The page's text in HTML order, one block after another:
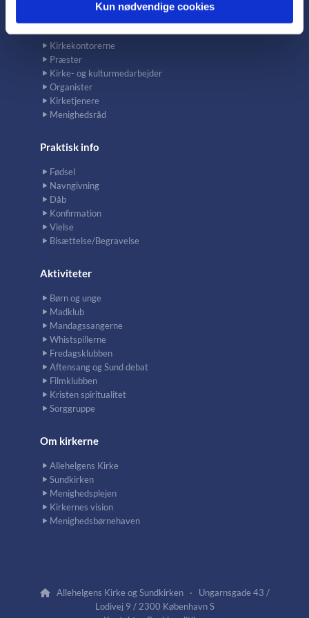
Kun nødvendige cookies
Kontakt
Kirkekontorerne
Præster
Kirke- og kulturmedarbejder
Organister
Kirketjenere
Menighedsråd
Praktisk info
Fødsel
Navngivning
Dåb
Konfirmation
Vielse
Bisættelse/Begravelse
Aktiviteter
Børn og unge
Madklub
Mandagssangerne
Whistspillerne
Fredagsklubben
Aftensang og Sund debat
Filmklubben
Kristen spiritualitet
Sorggruppe
Om kirkerne
Allehelgens Kirke
Sundkirken
Menighedsplejen
Kirkernes vision
Menighedsbørnehaven
Allehelgens Kirke og Sundkirken · Ungarnsgade 43 /
Lodivej 9 / 2300 København S